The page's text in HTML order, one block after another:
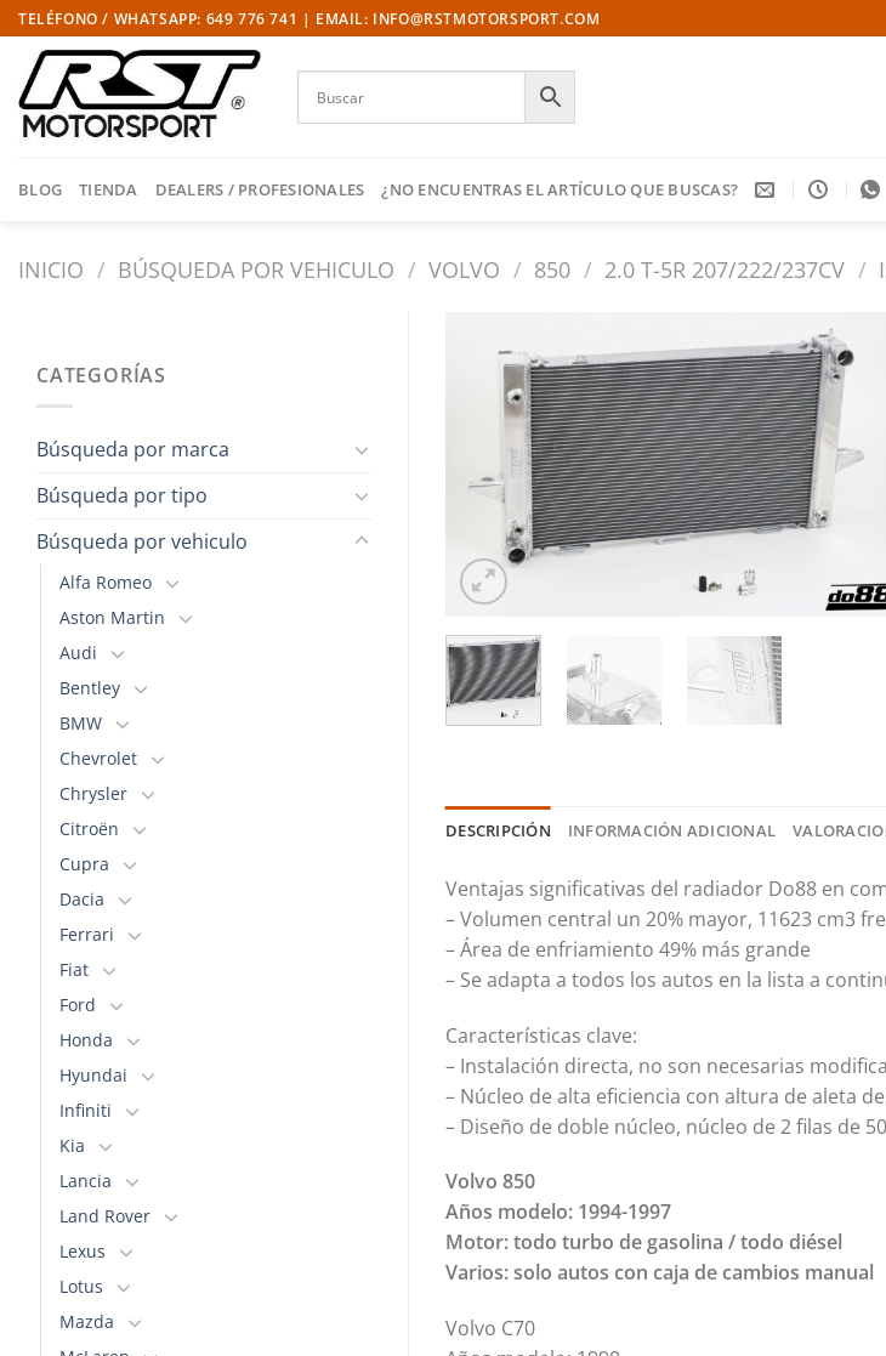
Saltar
al
contenido
TELÉFONO / WHATSAPP: 649 776 741 | EMAIL: INFO@RSTMOTORSPORT.COM
BLOG TIENDA DEALERS / PROFESIONALES ¿NO ENCUENTRAS EL ARTÍCULO QUE BUSCAS?
INICIO / BÚSQUEDA POR VEHICULO / VOLVO / 850 / 2.0 T-5R 207/222/237CV /
CATEGORÍAS
Búsqueda por marca
Búsqueda por tipo
Búsqueda por vehiculo
Alfa Romeo
Aston Martin
Audi
Bentley
BMW
Chevrolet
Chrysler
Citroën
Cupra
Dacia
Ferrari
Fiat
Ford
Honda
Hyundai
Infiniti
Kia
Lancia
Land Rover
Lexus
Lotus
Mazda
Añadir
de
DESCRIPCIÓN INFORMACIÓN ADICIONAL
Ventajas significativas del radiador Do88 en
– Volumen central un 20% mayor, 11623 cm3
– Área de enfriamiento 49% más grande
– Se adapta a todos los autos en la lista a
Características clave:
– Instalación directa, no son necesarias
– Núcleo de alta eficiencia con altura de aleta
– Diseño de doble núcleo, núcleo de 2 filas de
Volvo 850
Años modelo: 1994-1997
Motor: todo turbo de gasolina / todo diésel
Varios: solo autos con caja de cambios manual
Volvo C70